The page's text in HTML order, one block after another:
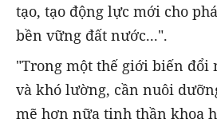
tạo, tạo động lực mới cho
bền vững đất nước...".
"Trong một thế giới biến đổi
và khó lường, cần nuôi
mẽ hơn nữa tinh thần khoa